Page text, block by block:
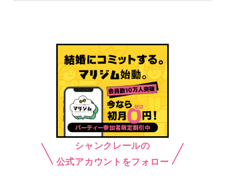
シャンクレールの
公式アカウントをフォロー